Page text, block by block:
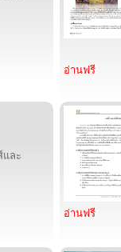
อ่านฟรี
และ
อ่านฟรี